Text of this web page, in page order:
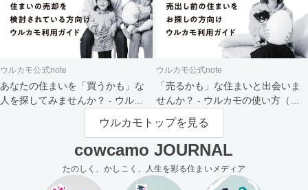
ウルカモ公式note
あなたの住まいを「買うかも」な
人を探してみませんか？ - ウルカ
ウルカモ公式note
「売るかも」な住まいと出会いま
せんか？ - ウルカモの使い方（買
主さま向け）
ウルカモトップを見る
cowcamo JOURNAL
たのしく、かしこく、人生を彩る住まいメディア